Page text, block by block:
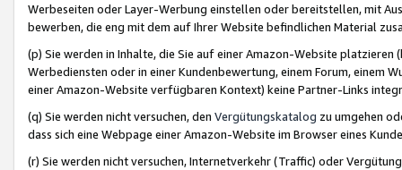
Werbeseiten oder Layer-Werbung einstellen oder bereitstellen, mit
bewerben, die eng mit dem auf Ihrer Website befindlichen Material
(p) Sie werden in Inhalte, die Sie auf einer Amazon-Website
Werbediensten oder in einer Kundenbewertung, einem Forum, einem
einer Amazon-Website verfügbaren Kontext) keine Partner-Links
(q) Sie werden nicht versuchen, den Vergütungskatalog zu umgehen
dass sich eine Webpage einer Amazon-Website im Browser eines
(r) Sie werden nicht versuchen, Internetverkehr (Traffic) oder